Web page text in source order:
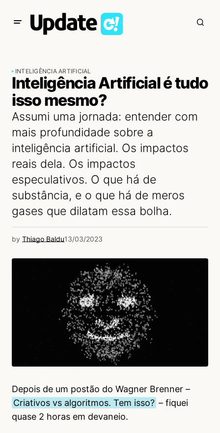
INTELIGÊNCIA ARTIFICIAL
Inteligência Artificial é tudo
isso mesmo?
Assumi uma jornada: entender com
mais profundidade sobre a
inteligência artificial. Os impactos
reais dela. Os impactos
especulativos. O que há de
substância, e o que há de meros
gases que dilatam essa bolha.
by Thiago Baldu13/03/2023
Depois de um postão do Wagner Brenner –
Criativos vs algoritmos. Tem isso? – fiquei
quase 2 horas em devaneio.